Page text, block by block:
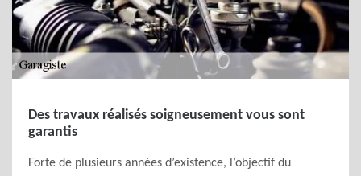
Des travaux réalisés soigneusement vous sont
garantis
Forte de plusieurs années d’existence, l’objectif du